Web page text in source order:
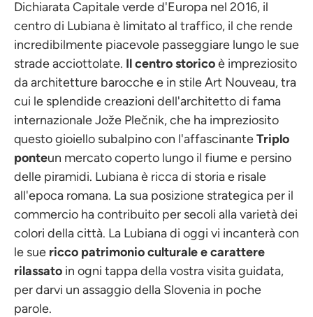
Dichiarata Capitale verde d'Europa nel 2016, il
centro di Lubiana è limitato al traffico, il che rende
incredibilmente piacevole passeggiare lungo le sue
strade acciottolate. Il centro storicoè impreziosito
da architetture barocche e in stile Art Nouveau, tra
cui le splendide creazioni dell'architetto di fama
internazionale Jože Plečnik, che ha impreziosito
questo gioiello subalpino con l'affascinanteTriplo
ponteun mercato coperto lungo il fiume e persino
delle piramidi. Lubiana è ricca di storia e risale
all'epoca romana. La sua posizione strategica per il
commercio ha contribuito per secoli alla varietà dei
colori della città. La Lubiana di oggi vi incanterà con
le sue ricco patrimonio culturale e carattere
rilassato in ogni tappa della vostra visita guidata,
per darvi un assaggio della Slovenia in poche
parole.